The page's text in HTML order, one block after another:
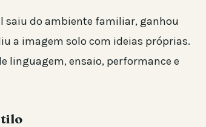
saiu do ambiente familiar, ganhou
a imagem solo com ideias próprias.
linguagem, ensaio, performance e